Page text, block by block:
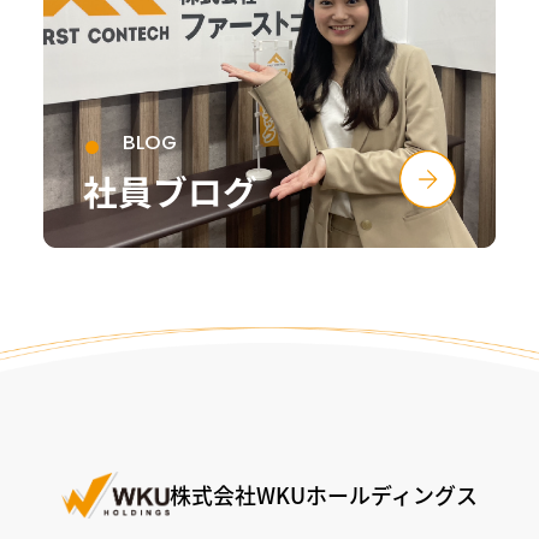
BLOG
社員ブログ
株式会社WKUホールディングス